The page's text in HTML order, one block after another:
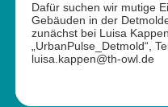
Dafür suchen wir mutige
Gebäuden in der
zunächst bei Luisa
„UrbanPulse_Detmold“,
luisa.kappen@th-owl.de